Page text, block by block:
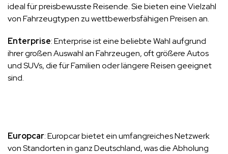
ideal für preisbewusste Reisende. Sie bieten eine Vielzahl
von Fahrzeugtypen zu wettbewerbsfähigen Preisen an.
Enterprise: Enterprise ist eine beliebte Wahl aufgrund
ihrer großen Auswahl an Fahrzeugen, oft größere Autos
und SUVs, die für Familien oder längere Reisen geeignet
sind.
Europcar: Europcar bietet ein umfangreiches Netzwerk
von Standorten in ganz Deutschland, was die Abholung